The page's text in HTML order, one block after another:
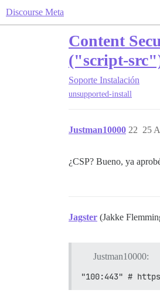
Discourse Meta
Content
("script-
Soporte Instalación
unsupported-install
Justman10000 25
22
¿CSP? Bueno, ya
Jagster (Jakke
Justman10000:
"100:443" # https